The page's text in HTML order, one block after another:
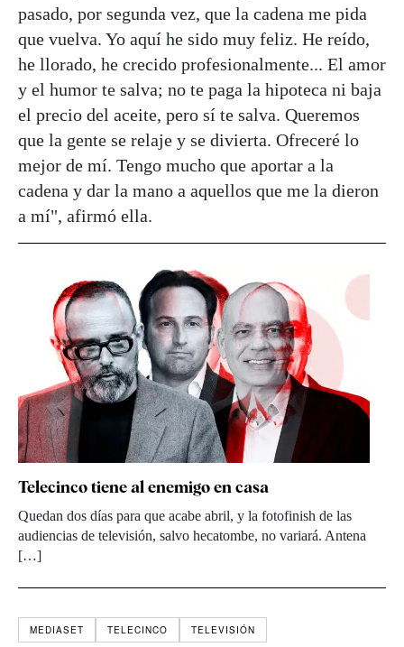
pasado, por segunda vez, que la cadena me pida
que vuelva. Yo aquí he sido muy feliz. He reído,
he llorado, he crecido profesionalmente... El amor
y el humor te salva; no te paga la hipoteca ni baja
el precio del aceite, pero sí te salva. Queremos
que la gente se relaje y se divierta. Ofreceré lo
mejor de mí. Tengo mucho que aportar a la
cadena y dar la mano a aquellos que me la dieron
a mí", afirmó ella.
Telecinco tiene al enemigo en casa
Quedan dos días para que acabe abril, y la fotofinish de las
audiencias de televisión, salvo hecatombe, no variará. Antena
[…]
MEDIASET TELECINCO TELEVISIÓN